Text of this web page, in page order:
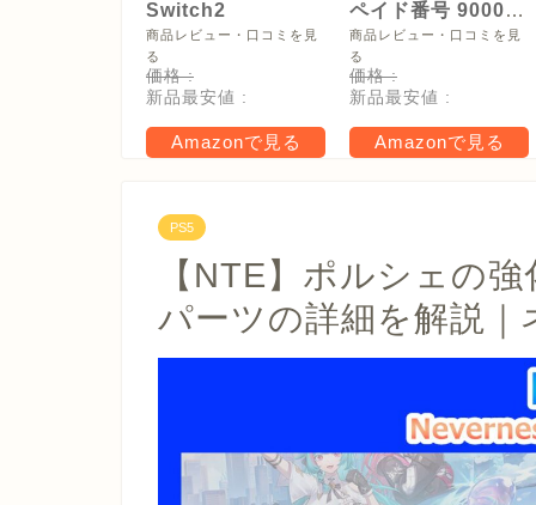
Switch2
商品レビュー・口コミを見
る
価格 :
新品最安値 :
Amazonで見る
ペイド番号 9000
円|オンラインコー
ド版
商品レビュー・口コミを見
る
価格 :
新品最安値 :
Amazonで見る
PS5
【NTE】ポルシェの
パーツの詳細を解説｜